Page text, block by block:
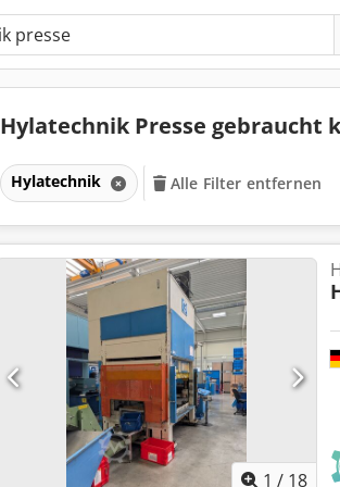
Hylatechnik Presse gebraucht
Hylatechnik Alle Filter entfernen
1 / 18